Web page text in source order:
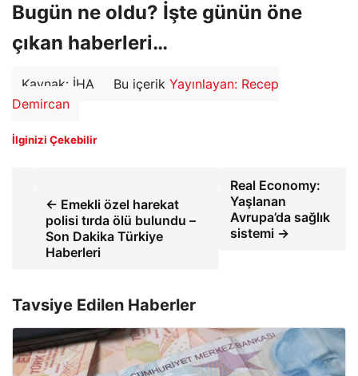
Bugün ne oldu? İşte günün öne
çıkan haberleri…
Kaynak: İHA Bu içerik Yayınlayan: Recep
Demircan
İlginizi Çekebilir
← Emekli özel harekat
polisi tırda ölü bulundu –
Son Dakika Türkiye
Haberleri
Real Economy:
Yaşlanan
Avrupa’da sağlık
sistemi →
Tavsiye Edilen Haberler